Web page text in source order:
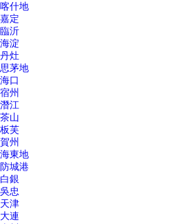
喀什地
嘉定
臨沂
海淀
丹灶
思茅地
海口
宿州
潛江
茶山
板芙
賀州
海東地
防城港
白銀
吳忠
天津
大連